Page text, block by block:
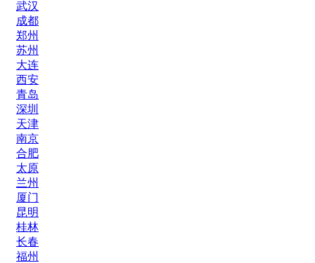
武汉
成都
郑州
苏州
大连
西安
青岛
深圳
天津
南京
合肥
太原
兰州
厦门
昆明
桂林
长春
福州